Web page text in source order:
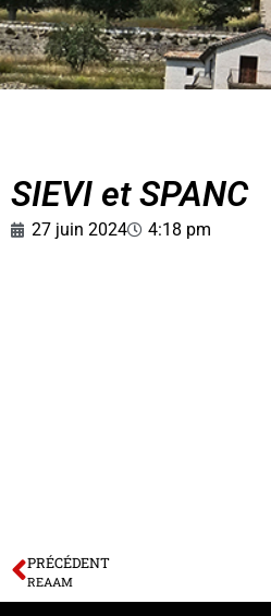
SIEVI et SPANC
27 juin 2024 4:18 pm
PRÉCÉDENT
REAAM